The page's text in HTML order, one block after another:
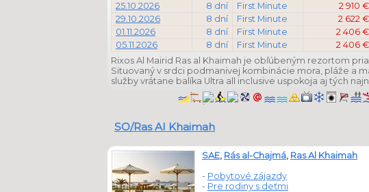
25.10.2026
8 dní First Minute 2 910 €
29.10.2026
8 dní First Minute 2 622 €
01.11.2026
8 dní First Minute 2 406 €
05.11.2026
8 dní First Minute 2 406 €
Rixos Al Mairid Ras al Khaimah je obľúbeným rezortom
Situovaný v srdci podmanivej kombinácie mora, pláže a
služby vrátane balíka Ultra all inclusive uspokoja aj tých
SO/Ras Al Khaimah
SAE, Rás al-Chajmá, Ras Al Khaimah
- Pobytové zájazdy
- Pre rodiny s deťmi